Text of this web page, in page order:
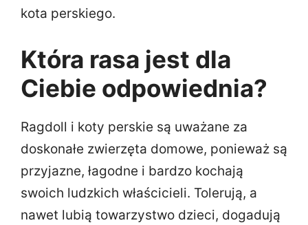
kota perskiego.
Która rasa jest dla
Ciebie odpowiednia?
Ragdoll i koty perskie są uważane za
doskonałe zwierzęta domowe, ponieważ są
przyjazne, łagodne i bardzo kochają
swoich ludzkich właścicieli. Tolerują, a
nawet lubią towarzystwo dzieci, dogadują